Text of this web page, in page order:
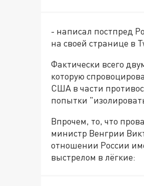
- написал постпред
на своей странице в
Фактически всего
которую
США в части
попытки
Впрочем, то, что
министр Венгрии
отношении России
выстрелом в лёгкие: